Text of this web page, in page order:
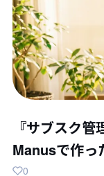
『サブスク
Manusで作っ
0